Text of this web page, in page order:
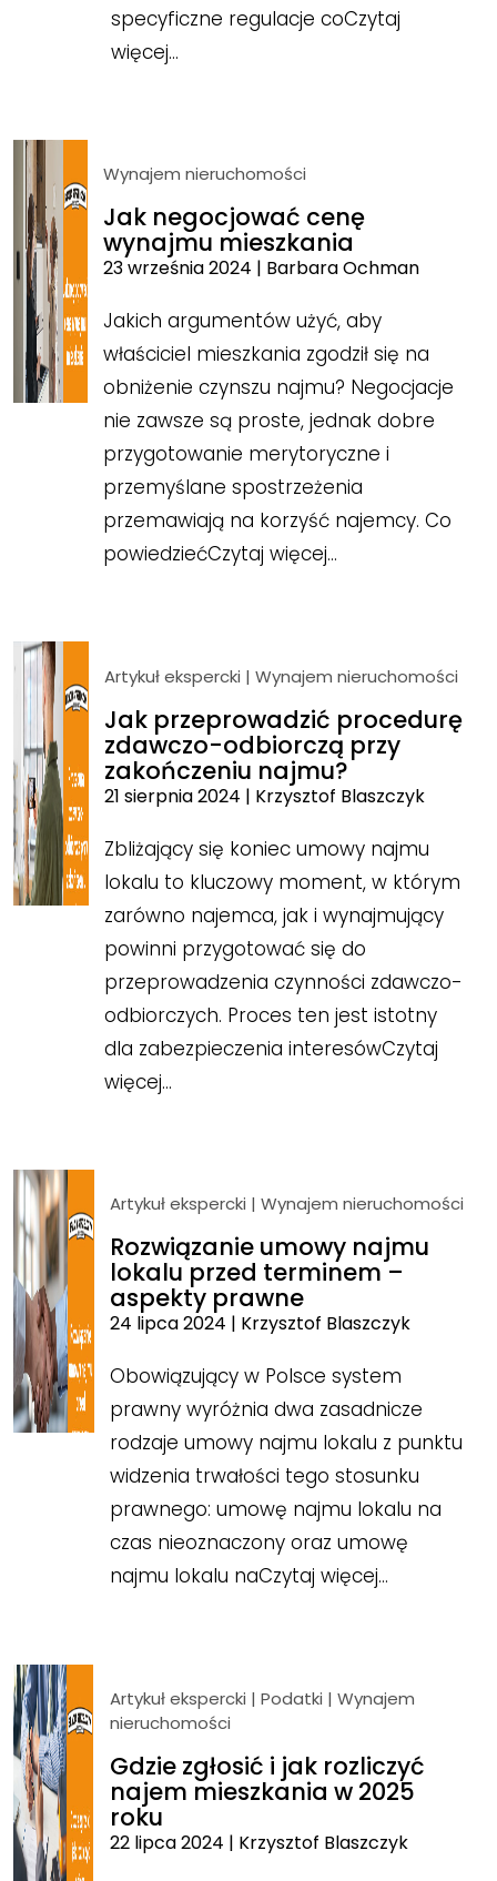
specyficzne regulacje coCzytaj
więcej…
Wynajem nieruchomości
Jak negocjować cenę
wynajmu mieszkania
23 września 2024 | Barbara Ochman
Jakich argumentów użyć, aby
właściciel mieszkania zgodził się na
obniżenie czynszu najmu? Negocjacje
nie zawsze są proste, jednak dobre
przygotowanie merytoryczne i
przemyślane spostrzeżenia
przemawiają na korzyść najemcy. Co
powiedziećCzytaj więcej…
Artykuł ekspercki | Wynajem nieruchomości
Jak przeprowadzić procedurę
zdawczo-odbiorczą przy
zakończeniu najmu?
21 sierpnia 2024 | Krzysztof Blaszczyk
Zbliżający się koniec umowy najmu
lokalu to kluczowy moment, w którym
zarówno najemca, jak i wynajmujący
powinni przygotować się do
przeprowadzenia czynności zdawczo-
odbiorczych. Proces ten jest istotny
dla zabezpieczenia interesówCzytaj
więcej…
Artykuł ekspercki | Wynajem nieruchomości
Rozwiązanie umowy najmu
lokalu przed terminem –
aspekty prawne
24 lipca 2024 | Krzysztof Blaszczyk
Obowiązujący w Polsce system
prawny wyróżnia dwa zasadnicze
rodzaje umowy najmu lokalu z punktu
widzenia trwałości tego stosunku
prawnego: umowę najmu lokalu na
czas nieoznaczony oraz umowę
najmu lokalu naCzytaj więcej…
Artykuł ekspercki | Podatki | Wynajem
nieruchomości
Gdzie zgłosić i jak rozliczyć
najem mieszkania w 2025
roku
22 lipca 2024 | Krzysztof Blaszczyk